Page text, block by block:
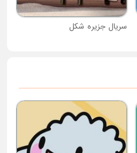
سریال جزیره شکل